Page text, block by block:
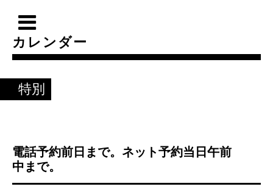
カレンダー
特別
電話予約前日まで。ネット予約当日午前
中まで。